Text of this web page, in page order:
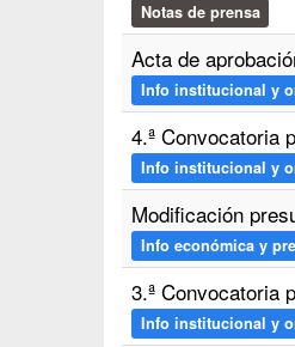
Notas de prensa
Acta de
Info institucional y
4.ª Convocatoria
Info institucional y
Modificación
Info económica y
3.ª Convocatoria
Info institucional y